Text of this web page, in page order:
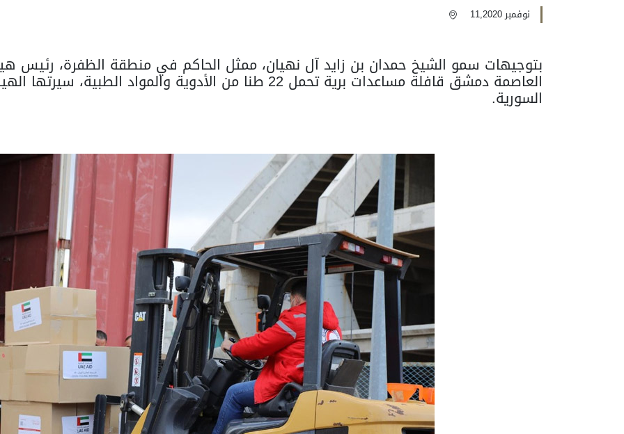
نوفمبر 11,2020
بتوجيهات سمو الشيخ حمدان بن زايد آل نهيان، ممثل الحاكم في منطقة الظفرة، رئيس
العاصمة دمشق قافلة مساعدات برية تحمل 22 طنا من الأدوية
السورية.